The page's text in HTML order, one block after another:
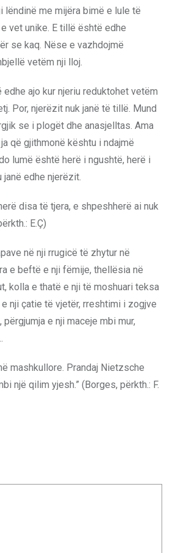
lëndinë me mijëra bimë e lule të
vet unike. E tillë është edhe
se kaq. Nëse e vazhdojmë
vetëm nji lloj.
ajo kur njeriu reduktohet vetëm
Por, njerëzit nuk janë të tillë. Mund
se i plogët dhe anasjelltas. Ama
që gjithmonë kështu i ndajmë
lumë është herë i ngushtë, herë i
edhe njerëzit.
disa të tjera, e shpeshherë ai nuk
E.Ç)
në nji rrugicë të zhytur në
e beftë e nji fëmije, thellësia në
kolla e thatë e nji të moshuari teksa
nji çatie të vjetër, rreshtimi i zogjve
e nji maceje mbi mur,
mashkullore. Prandaj Nietzsche
një qilim yjesh.” (Borges, përkth.: F.